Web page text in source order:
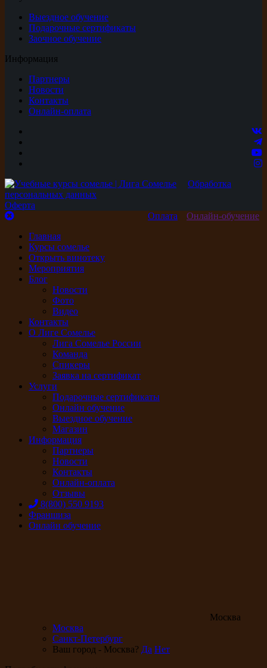
Выездное обучение
Подарочные сертификаты
Заочное обучение
Информация
Партнеры
Новости
Контакты
Онлайн-оплата
Обработка
персональных данных
Оферта
Онлайн-обучение
Оплата
Главная
Курсы сомелье
Открыть винотеку
Мероприятия
Блог
Новости
Фото
Видео
Контакты
О Лиге Сомелье
Лига Сомелье России
Команда
Спикеры
Заявка на сертификат
Услуги
Подарочные сертификаты
Онлайн обучение
Выездное обучение
Магазин
Информация
Партнеры
Новости
Контакты
Онлайн-оплата
Отзывы
8(800) 550 9193
Франшиза
Онлайн обучение
Москва
Москва
Санкт-Петербург
Ваш город - Москва? Да Нет